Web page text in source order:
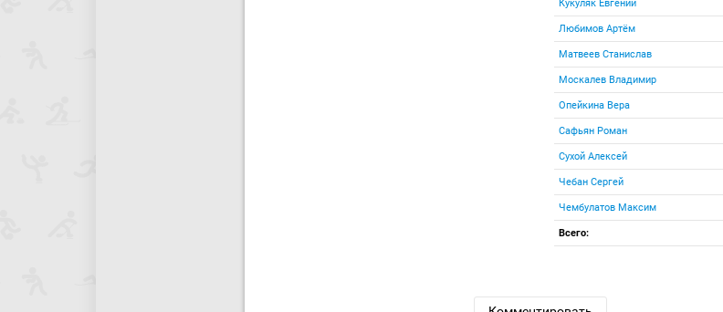
Кукуляк Евгений
Любимов Артём
Матвеев Станислав
Москалев Владимир
Опейкина Вера
Сафьян Роман
Сухой Алексей
Чебан Сергей
Чембулатов Максим
Всего: